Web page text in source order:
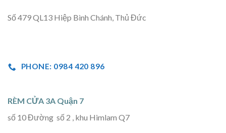
Số 479 QL13 Hiệp Bình Chánh, Thủ Đức
PHONE: 0984 420 896
RÈM CỬA 3A Quận 7
số 10 Đường số 2 , khu Himlam Q7